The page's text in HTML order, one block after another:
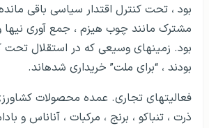
بود ، تحت کنترل اقتدار سیاسی باقی
مشترک مانند چوب هیزم ، جمع آوری
بود. زمین­های وسیعی که در استقلال
بودند ، “برای ملت” خریداری شده­اند.
فعالیت­های تجاری. عمده محصولات
ذرت ، تنباکو ، برنج ، مرکبات ، آناناس و